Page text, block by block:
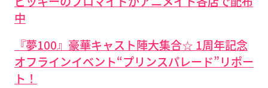
中
『夢100』豪華キャスト陣大集合☆ 1周年記念
オフラインイベント“プリンスパレード”リポー
ト！